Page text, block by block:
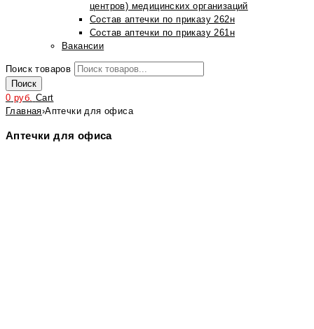
центров) медицинских организаций
Состав аптечки по приказу 262н
Состав аптечки по приказу 261н
Вакансии
Поиск товаров
Поиск
0 руб. Cart
Главная›Аптечки для офиса
Аптечки для офиса